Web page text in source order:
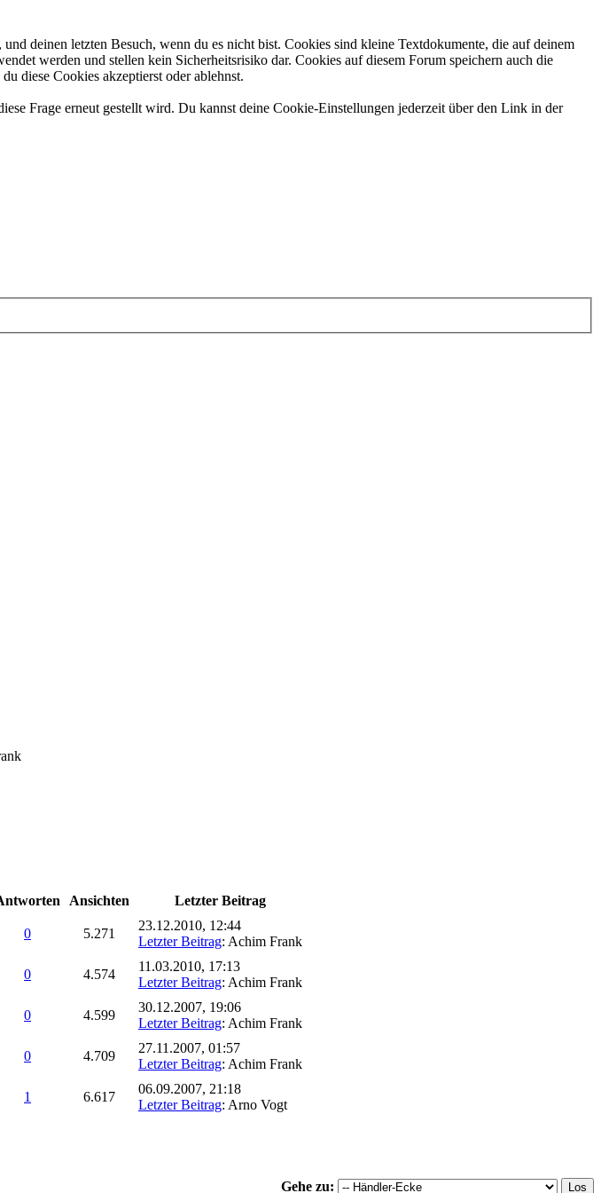
deinen letzten Besuch, wenn du es nicht bist. Cookies sind kleine Textdokumente, die auf deinem
werden und stellen kein Sicherheitsrisiko dar. Cookies auf diesem Forum speichern auch die
diese Cookies akzeptierst oder ablehnst.
Frage erneut gestellt wird. Du kannst deine Cookie-Einstellungen jederzeit über den Link in der
Ansichten Letzter Beitrag
0 5.271
23.12.2010, 12:44
Letzter Beitrag: Achim Frank
0 4.574
11.03.2010, 17:13
Letzter Beitrag: Achim Frank
0 4.599
30.12.2007, 19:06
Letzter Beitrag: Achim Frank
0 4.709
27.11.2007, 01:57
Letzter Beitrag: Achim Frank
1 6.617
06.09.2007, 21:18
Letzter Beitrag: Arno Vogt
Gehe zu: